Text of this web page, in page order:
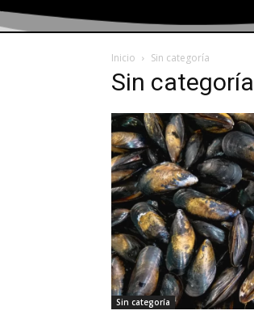
Inicio Sin categoría
Sin categoría
Sin categoría